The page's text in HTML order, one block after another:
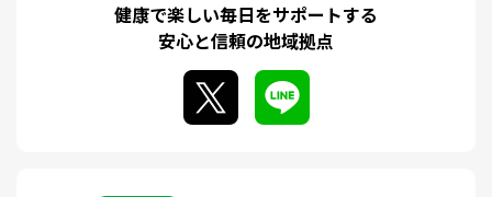
健康で楽しい毎日をサポートする
安心と信頼の地域拠点